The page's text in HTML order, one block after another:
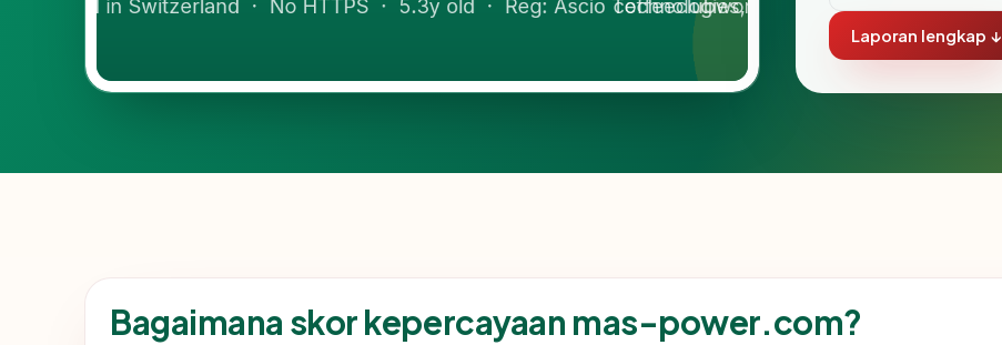
Laporan lengkap ↓
Bagaimana skor kepercayaan mas-power.com?